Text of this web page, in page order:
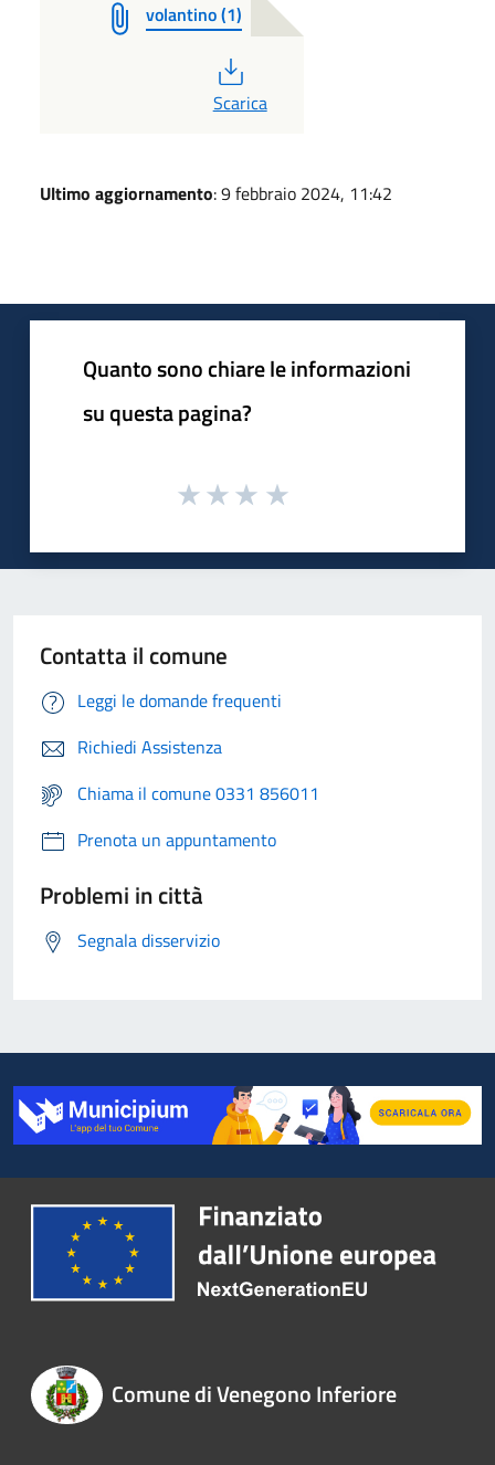
volantino (1)
PDF
Scarica
Ultimo aggiornamento: 9 febbraio 2024, 11:42
Quanto sono chiare le informazioni
su questa pagina?
Contatta il comune
Leggi le domande frequenti
Richiedi Assistenza
Chiama il comune 0331 856011
Prenota un appuntamento
Problemi in città
Segnala disservizio
Comune di Venegono Inferiore